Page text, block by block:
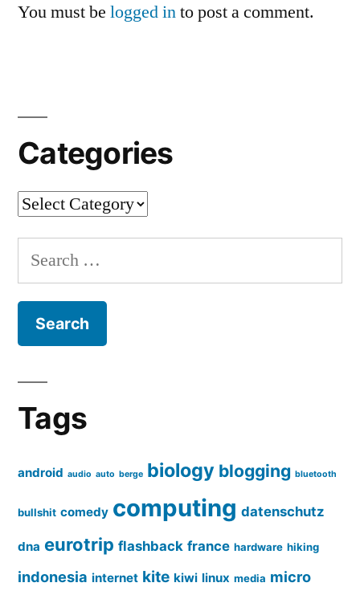
You must be logged into post a comment.
Categories
Categories
Search
for:
Tags
android audio auto berge biology blogging bluetooth
bullshit comedy computing datenschutz
dna eurotrip flashback france hardware hiking
indonesia internet kite kiwi linux media micro